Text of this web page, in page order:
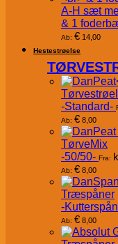
A-H sæt
& 1
Ab: € 14,00
Hestestrøelse
-Standard-
Ab: € 8,00
TørveMix
-50/50- Fra:
Ab: € 8,00
Træspåner
-
Ab: € 8,00